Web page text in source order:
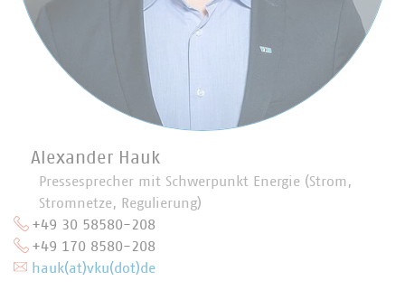
Alexander Hauk
Pressesprecher mit Schwerpunkt Energie (Strom,
Stromnetze, Regulierung)
+49 30 58580-208
+49 170 8580-208
hauk(at)vku(dot)de